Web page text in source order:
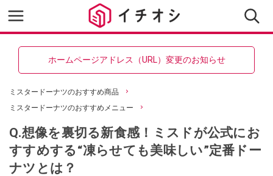
ホームページアドレス（URL）変更のお知らせ
ミスタードーナツのおすすめ商品
ミスタードーナツのおすすめメニュー
Q.想像を裏切る新食感！ミスドが公式にお
すすめする“凍らせても美味しい”定番ドー
ナツとは？